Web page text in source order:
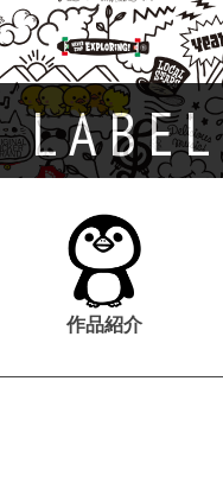
LABEL
作品紹介